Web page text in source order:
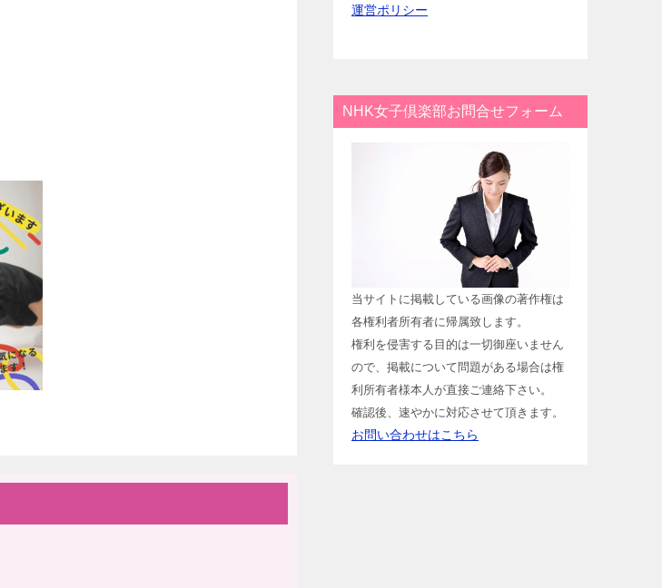
運営ポリシー
NHK女子倶楽部お問合せフォーム
当サイトに掲載している画像の著作権は
各権利者所有者に帰属致します。
権利を侵害する目的は一切御座いません
ので、掲載について問題がある場合は権
利所有者様本人が直接ご連絡下さい。
確認後、速やかに対応させて頂きます。
お問い合わせはこちら